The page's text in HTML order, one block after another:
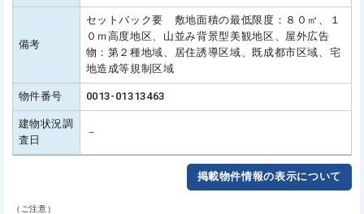
備考
セットバック要 敷地面積の最低限度：８０㎡、１
０ｍ高度地区、山並み背景型美観地区、屋外広告
物：第２種地域、居住誘導区域、既成都市区域、宅
地造成等規制区域
物件番号 0013-01313463
建物状況調
査日
－
掲載物件情報の表示について
（ご注意）